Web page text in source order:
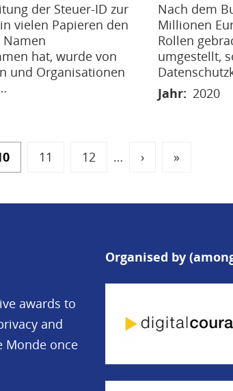
der Steuer-ID zur
vielen Papieren den
hat, wurde von
und Organisationen
Nach dem
Millionen
Rollen
umgestellt,
Jahr 2020
Page
11 Page
12 …
Next
›
Last
»
awards to
and
Monde once
Organised by